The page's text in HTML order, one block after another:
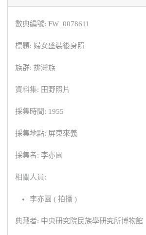
數典編號: FW_0078611
標題: 婦女盛裝後身照
族群: 排灣族
資料集: 田野照片
採集時間: 1955
採集地點: 屏東來義
採集者: 李亦園
相關人員:
李亦園 ( 拍攝 )
典藏者: 中央研究院民族學研究所博物館